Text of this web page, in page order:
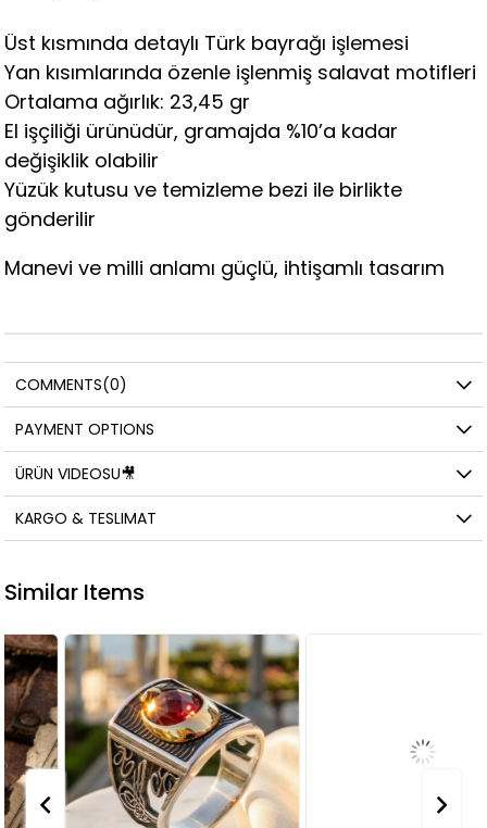
Üst kısmında detaylı Türk bayrağı işlemesi
Yan kısımlarında özenle işlenmiş salavat motifleri
Ortalama ağırlık: 23,45 gr
El işçiliği ürünüdür, gramajda %10’a kadar
değişiklik olabilir
Yüzük kutusu ve temizleme bezi ile birlikte
gönderilir
Manevi ve milli anlamı güçlü, ihtişamlı tasarım
COMMENTS(0)
PAYMENT OPTIONS
ÜRÜN VIDEOSU🎥
KARGO & TESLIMAT
Similar Items